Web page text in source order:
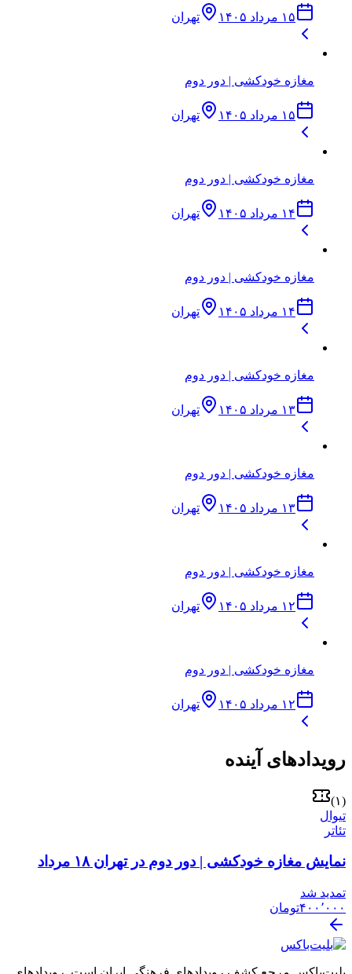
۱۵ مرداد ۱۴۰۵ تهران
مغازه خودکشی | دور دوم
۱۵ مرداد ۱۴۰۵ تهران
مغازه خودکشی | دور دوم
۱۴ مرداد ۱۴۰۵ تهران
مغازه خودکشی | دور دوم
۱۴ مرداد ۱۴۰۵ تهران
مغازه خودکشی | دور دوم
۱۳ مرداد ۱۴۰۵ تهران
مغازه خودکشی | دور دوم
۱۳ مرداد ۱۴۰۵ تهران
مغازه خودکشی | دور دوم
۱۲ مرداد ۱۴۰۵ تهران
مغازه خودکشی | دور دوم
۱۲ مرداد ۱۴۰۵ تهران
رویدادهای آینده
(۱)
تیوال
تئاتر
نمایش مغازه خودکشی | دور دوم در تهران ۱۸ مرداد
تمدید شد
۴۰۰٬۰۰۰تومان